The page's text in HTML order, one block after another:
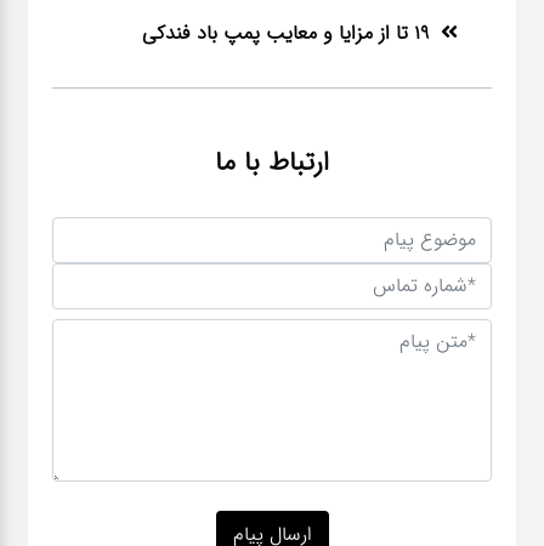
19 تا از مزایا و معایب پمپ باد فندکی
ارتباط با ما